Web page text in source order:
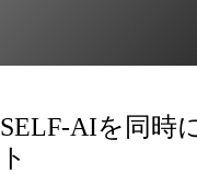
SELF-AIを同時
ト